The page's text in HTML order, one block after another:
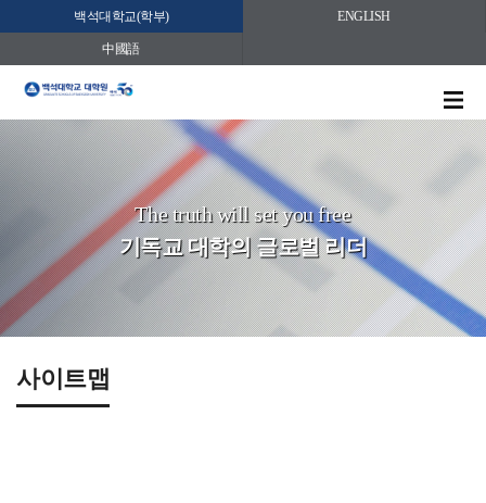
백석대학교(학부) ENGLISH
中國語
The truth will set you free
기독교 대학의 글로벌 리더
사이트맵